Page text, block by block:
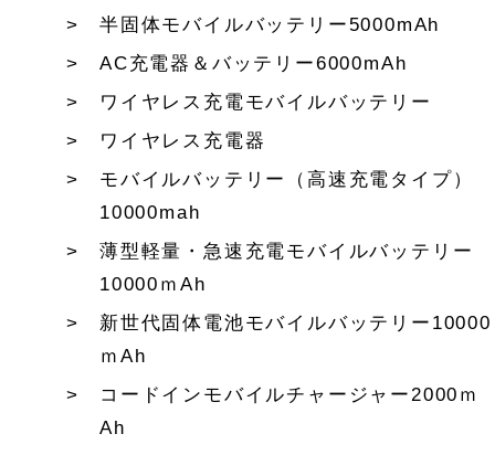
半固体モバイルバッテリー5000mAh
AC充電器＆バッテリー6000mAh
ワイヤレス充電モバイルバッテリー
ワイヤレス充電器
モバイルバッテリー（高速充電タイプ）
10000mah
薄型軽量・急速充電モバイルバッテリー
10000ｍAh
新世代固体電池モバイルバッテリー10000
ｍAh
コードインモバイルチャージャー2000ｍ
Ah